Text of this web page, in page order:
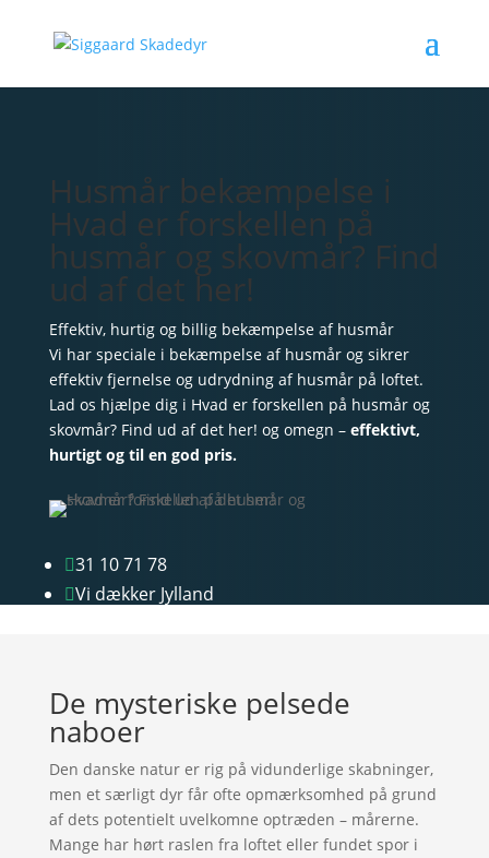
Husmår bekæmpelse i
Hvad er forskellen på
husmår og skovmår? Find
ud af det her!
Effektiv, hurtig og billig bekæmpelse af husmår
Vi har speciale i bekæmpelse af husmår og sikrer
effektiv fjernelse og udrydning af husmår på loftet.
Lad os hjælpe dig i Hvad er forskellen på husmår og
skovmår? Find ud af det her! og omegn –effektivt,
hurtigt og til en god pris.
31 10 71 78
Vi dækker Jylland
De mysteriske pelsede
naboer
Den danske natur er rig på vidunderlige skabninger,
men et særligt dyr får ofte opmærksomhed på grund
af dets potentielt uvelkomne optræden – mårerne.
Mange har hørt raslen fra loftet eller fundet spor i